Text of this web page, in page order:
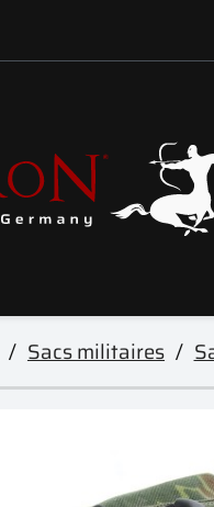
Sacs militaires